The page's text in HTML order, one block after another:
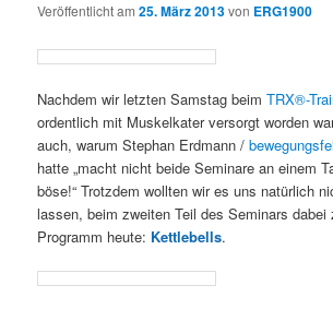
Veröffentlicht am25. März 2013von ERG1900
Nachdem wir letzten Samstag beimTRX®-
ordentlich mit Muskelkater versorgt worden
auch, warum Stephan Erdmann /
hatte „macht nicht beide Seminare an einem
böse!“ Trotzdem wollten wir es uns natürlich
lassen, beim zweiten Teil des Seminars
Programm heute: Kettlebells.